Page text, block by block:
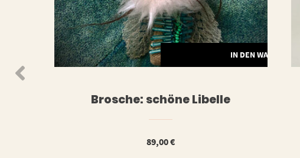
WEITERLESEN
IN DEN WARENKORB
Brosche: schöne Libelle
89,00€